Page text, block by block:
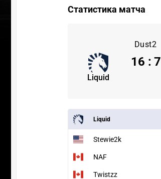
Статистика матча
Dust2
Liquid
16 : 7
Liquid
Stewie2k
NAF
Twistzz